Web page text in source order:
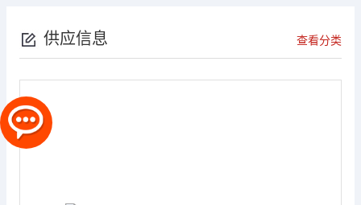
供应信息 查看分类